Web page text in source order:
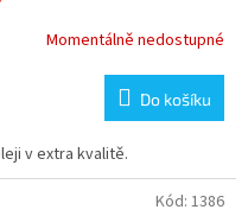
Momentálně nedostupné
Do košíku
v extra kvalitě.
Kód: 1386